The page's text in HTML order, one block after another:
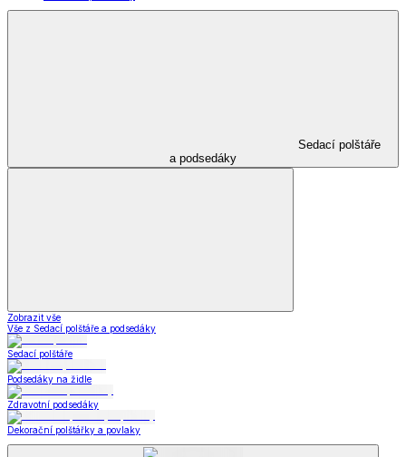
Sedací polštáře
a podsedáky
Zobrazit vše
Vše z Sedací polštáře a podsedáky
Sedací polštáře
Podsedáky na židle
Zdravotní podsedáky
Dekorační polštářky a povlaky